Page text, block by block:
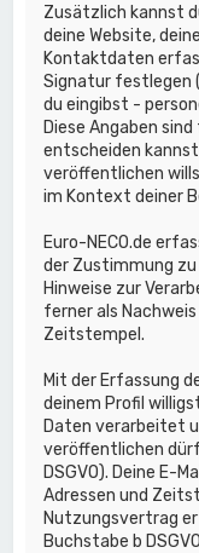
Zusätzlich kannst
deine Website,
Kontaktdaten
Signatur festlegen
du eingibst -
Diese Angaben
entscheiden
veröffentlichen
im Kontext deiner
Euro-NECO.de
der Zustimmung zu
Hinweise zur
ferner als
Zeitstempel.
Mit der Erfassung
deinem Profil
Daten verarbeitet
veröffentlichen
DSGVO). Deine E-
Adressen und
Nutzungsvertrag
Buchstabe b